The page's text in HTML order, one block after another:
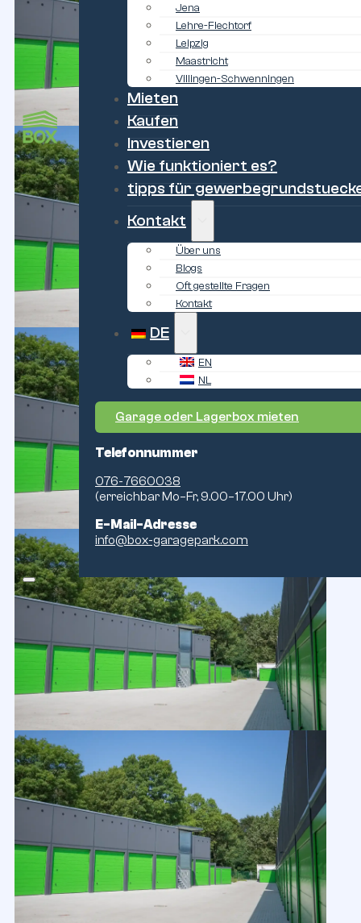
Jena
Lehre-Flechtorf
Leipzig
Maastricht
Villingen-Schwenningen
Mieten
Kaufen
Investieren
Wie funktioniert es?
tipps für
Kontakt
Über uns
Blogs
Oft gestellte Fragen
Kontakt
DE
EN
NL
Garage oder Lagerbox mieten
Telefonnummer
076-7660038
(erreichbar Mo–Fr, 9.00–17.00 Uhr)
E-Mail-Adresse
info@box-garagepark.com